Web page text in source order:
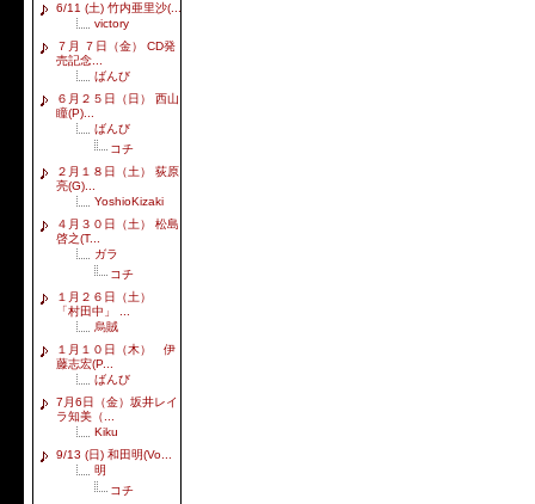
6/11 (土) 竹内亜里沙(...
victory
７月 ７日（金） CD発
売記念...
ばんび
６月２５日（日） 西山
瞳(P)...
ばんび
コチ
２月１８日（土） 荻原
亮(G)...
YoshioKizaki
４月３０日（土） 松島
啓之(T...
ガラ
コチ
１月２６日（土）
「村田中」 ...
烏賊
１月１０日（木） 伊
藤志宏(P...
ばんび
7月6日（金）坂井レイ
ラ知美（...
Kiku
9/13 (日) 和田明(Vo...
明
コチ